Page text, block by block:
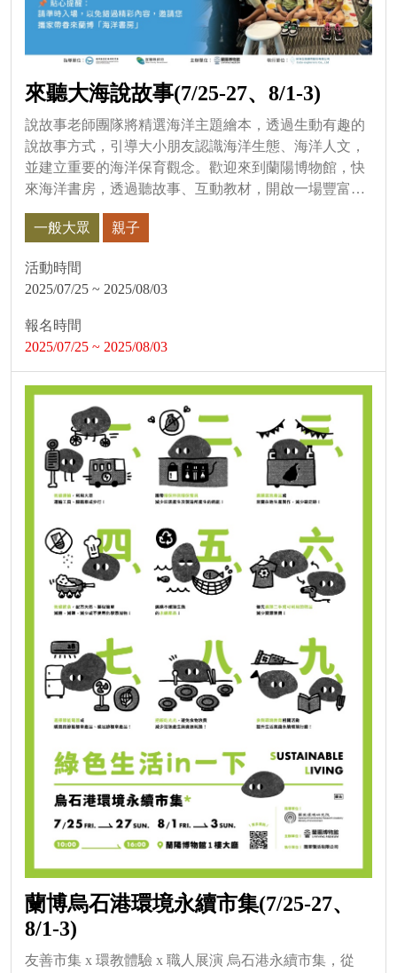
來聽大海說故事(7/25-27、8/1-3)
說故事老師團隊將精選海洋主題繪本，透過生動有趣的
說故事方式，引導大小朋友認識海洋生態、海洋人文，
並建立重要的海洋保育觀念。歡迎來到蘭陽博物館，快
來海洋書房，透過聽故事、互動教材，開啟一場豐富的
海洋之旅吧！ 邀請所...
一般大眾
親子
活動時間
2025/07/25 ~ 2025/08/03
報名時間
2025/07/25 ~ 2025/08/03
蘭博烏石港環境永續市集(7/25-27、
8/1-3)
友善市集 x 環教體驗 x 職人展演 烏石港永續市集，從